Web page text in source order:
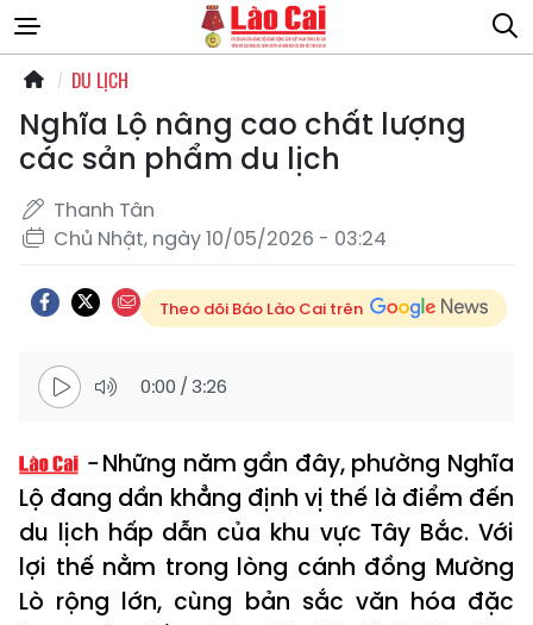
DU LỊCH
Nghĩa Lộ nâng cao chất lượng
các sản phẩm du lịch
Thanh Tân
Chủ Nhật, ngày 10/05/2026 - 03:24
Theo dõi Báo Lào Cai trên
0:00 /3:26
Những năm gần đây, phường Nghĩa
Lộ đang dần khẳng định vị thế là điểm đến
du lịch hấp dẫn của khu vực Tây Bắc. Với
lợi thế nằm trong lòng cánh đồng Mường
Lò rộng lớn, cùng bản sắc văn hóa đặc